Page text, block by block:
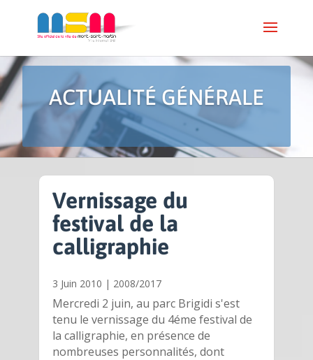
ACTUALITÉ GÉNÉRALE
Vernissage du
festival de la
calligraphie
3 Juin 2010 | 2008/2017
Mercredi 2 juin, au parc Brigidi s'est
tenu le vernissage du 4éme festival de
la calligraphie, en présence de
nombreuses personnalités, dont